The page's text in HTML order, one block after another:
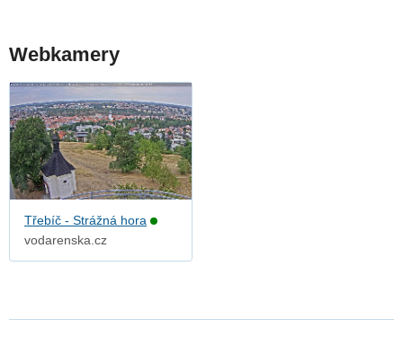
Webkamery
Třebíč - Strážná hora
vodarenska.cz